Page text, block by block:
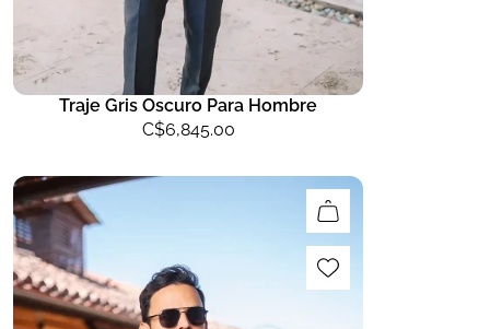
Traje Gris Oscuro Para Hombre
C$6,845.00